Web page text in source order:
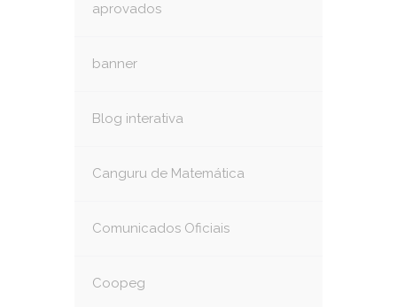
aprovados
banner
Blog interativa
Canguru de Matemática
Comunicados Oficiais
Coopeg